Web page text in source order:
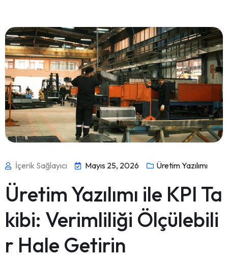
İçerik Sağlayıcı Mayıs 25, 2026 Üretim Yazılımı
Üretim Yazılımı ile KPI Ta
kibi: Verimliliği Ölçülebili
r Hale Getirin